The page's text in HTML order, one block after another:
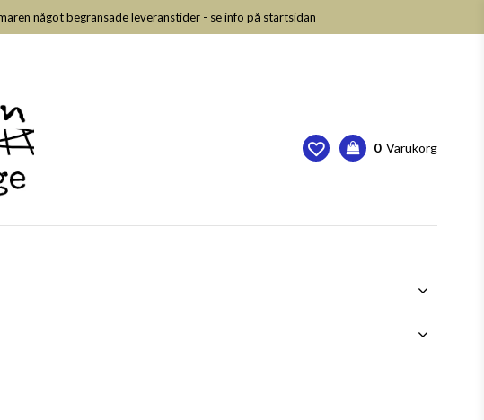
något begränsade leveranstider - se info på startsidan
0 Varukorg